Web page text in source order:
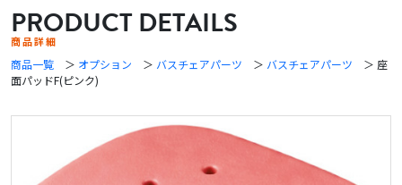
PRODUCT DETAILS
商品詳細
商品一覧 ＞ オプション ＞ バスチェアパーツ ＞ バスチェアパーツ ＞ 座
面パッドF(ピンク)